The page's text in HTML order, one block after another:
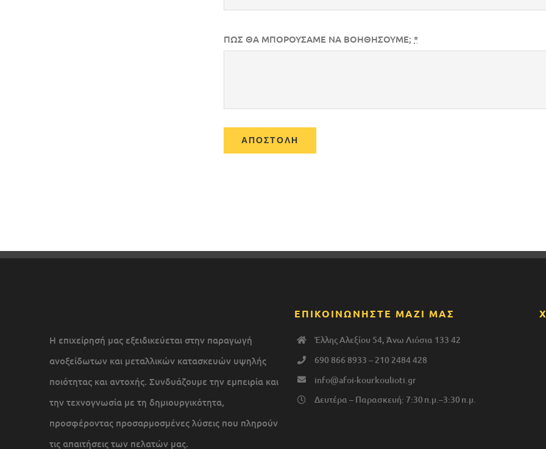
ΠΩΣ ΘΑ ΜΠΟΡΟΥΣΑΜΕ ΝΑ ΒΟΗΘΗΣΟΥΜΕ;*
ΑΠΟΣΤΟΛΉ
Η επιχείρησή μας εξειδικεύεται στην παραγωγή
ανοξείδωτων και μεταλλικών κατασκευών υψηλής
ποιότητας και αντοχής. Συνδυάζουμε την εμπειρία και
την τεχνογνωσία με τη δημιουργικότητα,
προσφέροντας προσαρμοσμένες λύσεις που πληρούν
τις απαιτήσεις των πελατών μας.
ΕΠΙΚΟΙΝΩΝΗΣΤΕ ΜΑΖΙ ΜΑΣ
Έλλης Αλεξίου 54, Άνω Λιόσια 133 42
690 866 8933 – 210 2484 428
info@afoi-kourkoulioti.gr
Δευτέρα – Παρασκευή: 7:30 π.μ.–3:30 π.μ.